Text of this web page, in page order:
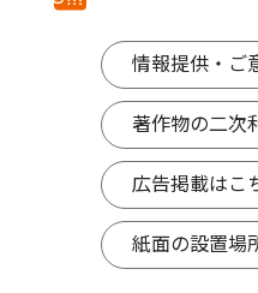
情報提供・ご
著作物の二次
広告掲載はこ
紙面の設置場